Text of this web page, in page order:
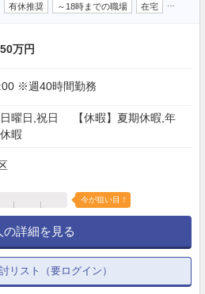
有休推奨 ～18時までの職場 在宅
万円
※週40時間勤務
,日曜日,祝日 【休暇】夏期休暇,年
休暇
今が狙い目！
の詳細を見る
リスト（要ログイン）